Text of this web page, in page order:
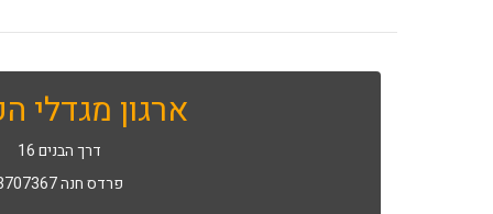
ארגון מגדלי
דרך הבנים 16
פרדס חנה 3707367